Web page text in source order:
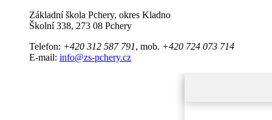
Základní škola Pchery, okres Kladno
Školní 338, 273 08 Pchery
Telefon: +420 312 587 791, mob. +420 724 073 714
E-mail: info@zs-pchery.cz